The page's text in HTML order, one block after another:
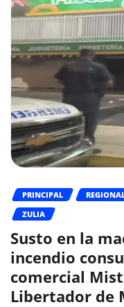
PRINCIPAL
ZULIA
Susto en la
incendio
comercial
Libertador de